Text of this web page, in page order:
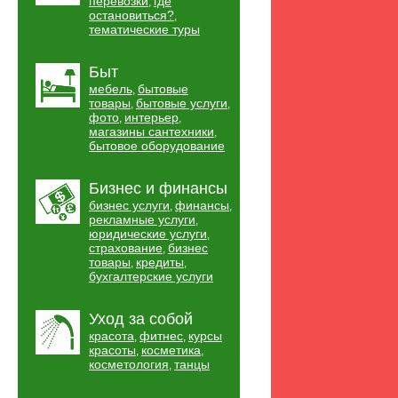
остановиться?,
тематические туры
Быт
мебель, бытовые
товары, бытовые услуги,
фото, интерьер,
магазины сантехники,
бытовое оборудование
Бизнес и финансы
бизнес услуги, финансы,
рекламные услуги,
юридические услуги,
страхование, бизнес
товары, кредиты,
бухгалтерские услуги
Уход за собой
красота, фитнес, курсы
красоты, косметика,
косметология, танцы